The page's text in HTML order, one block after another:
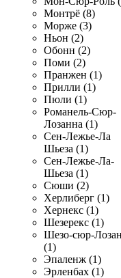
Монтрё (8)
Морже (3)
Ньон (2)
Обонн (2)
Поми (2)
Пранжен (1)
Прилли (1)
Пюли (1)
Романель-Сюр-
Лозанна (1)
Сен-Лежье-Ла
Шьеза (1)
Сен-Лежье-Ла-
Шьеза (1)
Сюши (2)
Херлиберг (1)
Хернекс (1)
Шезерекс (1)
Шезо-сюр-
(1)
Эпаленж (1)
Эрленбах (1)